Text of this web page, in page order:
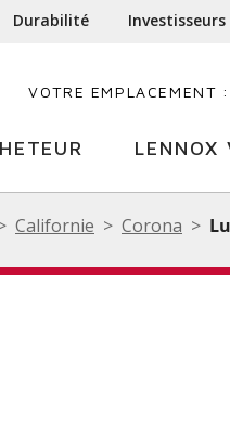
Durabilité Investisseurs
VOTRE EMPLACEMENT :
LENNOX
Californie Corona